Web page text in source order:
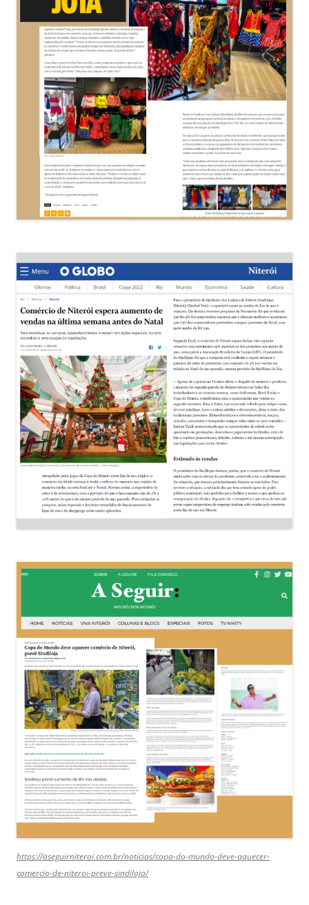
https://aseguirniteroi.com.br/noticias/copa-do-mundo-deve-aquecer-
comercio-de-niteroi-preve-sindiloja/